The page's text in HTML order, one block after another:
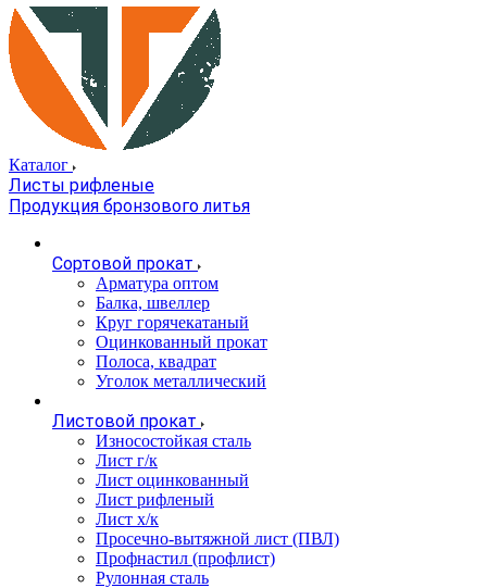
Каталог
Листы рифленые
Продукция бронзового литья
Сортовой прокат
Арматура оптом
Балка, швеллер
Круг горячекатаный
Оцинкованный прокат
Полоса, квадрат
Уголок металлический
Листовой прокат
Износостойкая сталь
Лист г/к
Лист оцинкованный
Лист рифленый
Лист х/к
Просечно-вытяжной лист (ПВЛ)
Профнастил (профлист)
Рулонная сталь